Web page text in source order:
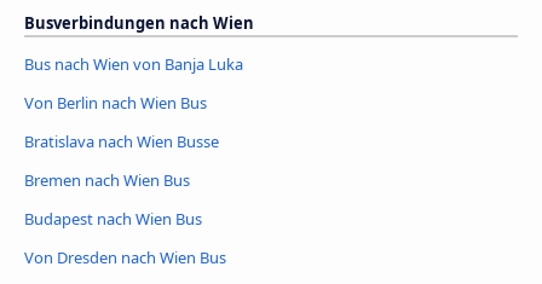
Busverbindungen nach Wien
Bus nach Wien von Banja Luka
Von Berlin nach Wien Bus
Bratislava nach Wien Busse
Bremen nach Wien Bus
Budapest nach Wien Bus
Von Dresden nach Wien Bus